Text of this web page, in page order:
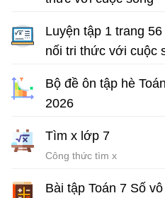
Luyện tập 1 trang
nối tri thức với cuộc
Bộ đề ôn tập hè
2026
Tìm x lớp 7
Công thức tìm x
Bài tập Toán 7 Số